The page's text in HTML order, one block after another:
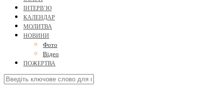
ІНТЕРВ’Ю
КАЛЕНДАР
МОЛИТВА
НОВИНИ
Фото
Відео
ПОЖЕРТВА